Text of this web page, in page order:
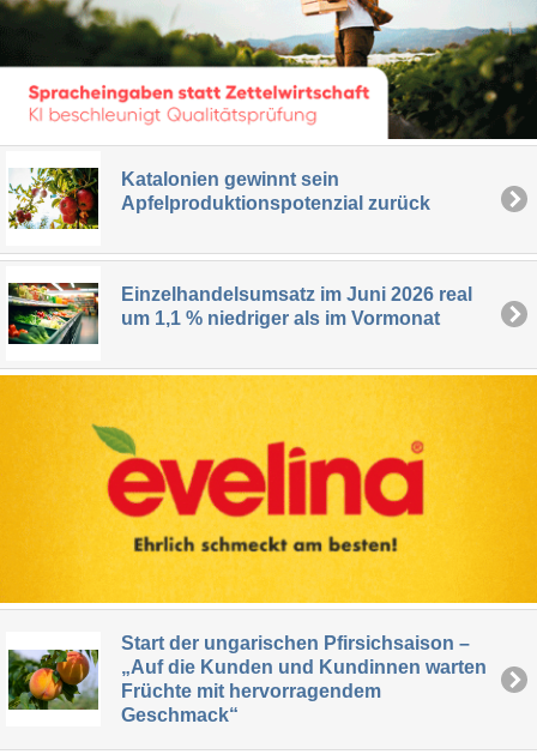
Katalonien gewinnt sein
Apfelproduktionspotenzial zurück
Einzelhandelsumsatz im Juni 2026 real
um 1,1 % niedriger als im Vormonat
Start der ungarischen Pfirsichsaison –
„Auf die Kunden und Kundinnen warten
Früchte mit hervorragendem
Geschmack“